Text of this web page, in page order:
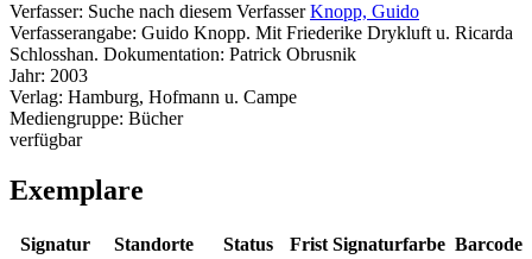
Verfasser: Suche nach diesem Verfasser Knopp, Guido
Verfasserangabe: Guido Knopp. Mit Friederike Drykluft u. Ricarda
Schlosshan. Dokumentation: Patrick Obrusnik
Jahr: 2003
Verlag: Hamburg, Hofmann u. Campe
Mediengruppe: Bücher
verfügbar
Exemplare
Signatur Standorte Status Frist Signaturfarbe Barcode